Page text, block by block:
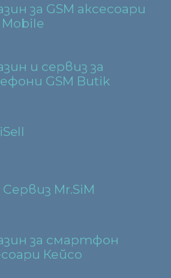
за GSM аксесоари
Mobile
и сервиз за
GSM Butik
Сервиз Mr.SiM
за смартфон
Кейсо